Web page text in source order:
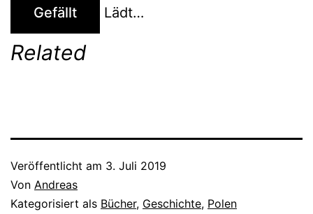
Gefällt Lädt…
Related
Veröffentlicht am 3. Juli 2019
Von Andreas
Kategorisiert als Bücher, Geschichte, Polen